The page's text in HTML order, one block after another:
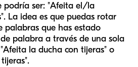
podría ser: "Afeita el/la
La idea es que puedas rotar
palabras que has estado
palabra a través de una sola
la ducha con tijeras" o